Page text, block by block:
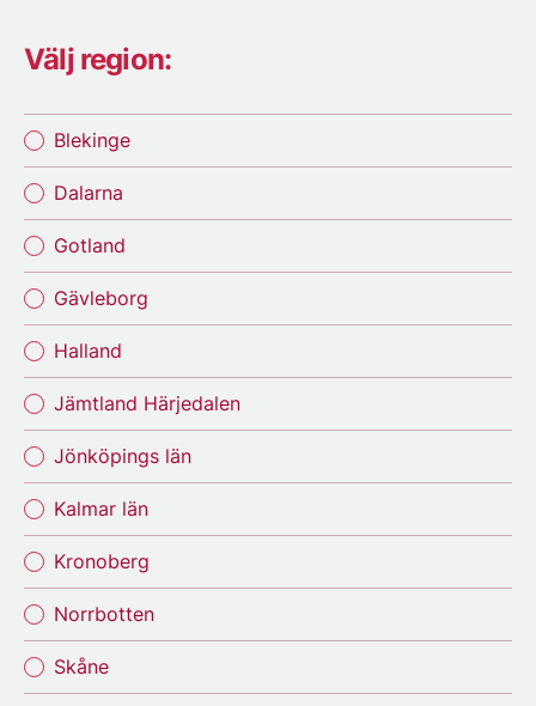
Välj region:
Blekinge
Dalarna
Gotland
Gävleborg
Halland
Jämtland Härjedalen
Jönköpings län
Kalmar län
Kronoberg
Norrbotten
Skåne